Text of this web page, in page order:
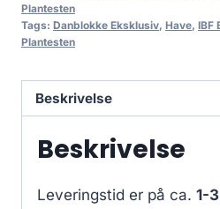
Plantesten
Tags: Danblokke Eksklusiv, Have, IBF
Plantesten
Beskrivelse
Beskrivelse
Leveringstid er på ca. 1-